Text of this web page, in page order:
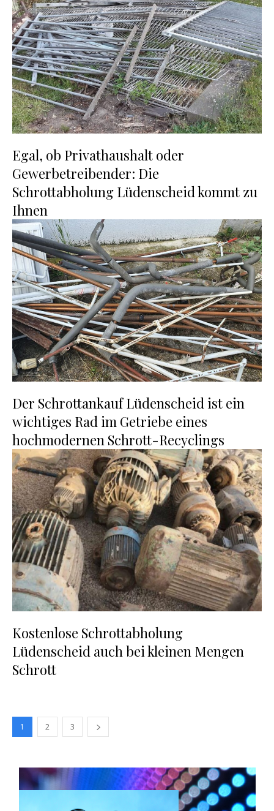
Egal, ob Privathaushalt oder
Gewerbetreibender: Die
Schrottabholung Lüdenscheid kommt zu
Ihnen
Der Schrottankauf Lüdenscheid ist ein
wichtiges Rad im Getriebe eines
hochmodernen Schrott-Recyclings
Kostenlose Schrottabholung
Lüdenscheid auch bei kleinen Mengen
Schrott
1 2 3